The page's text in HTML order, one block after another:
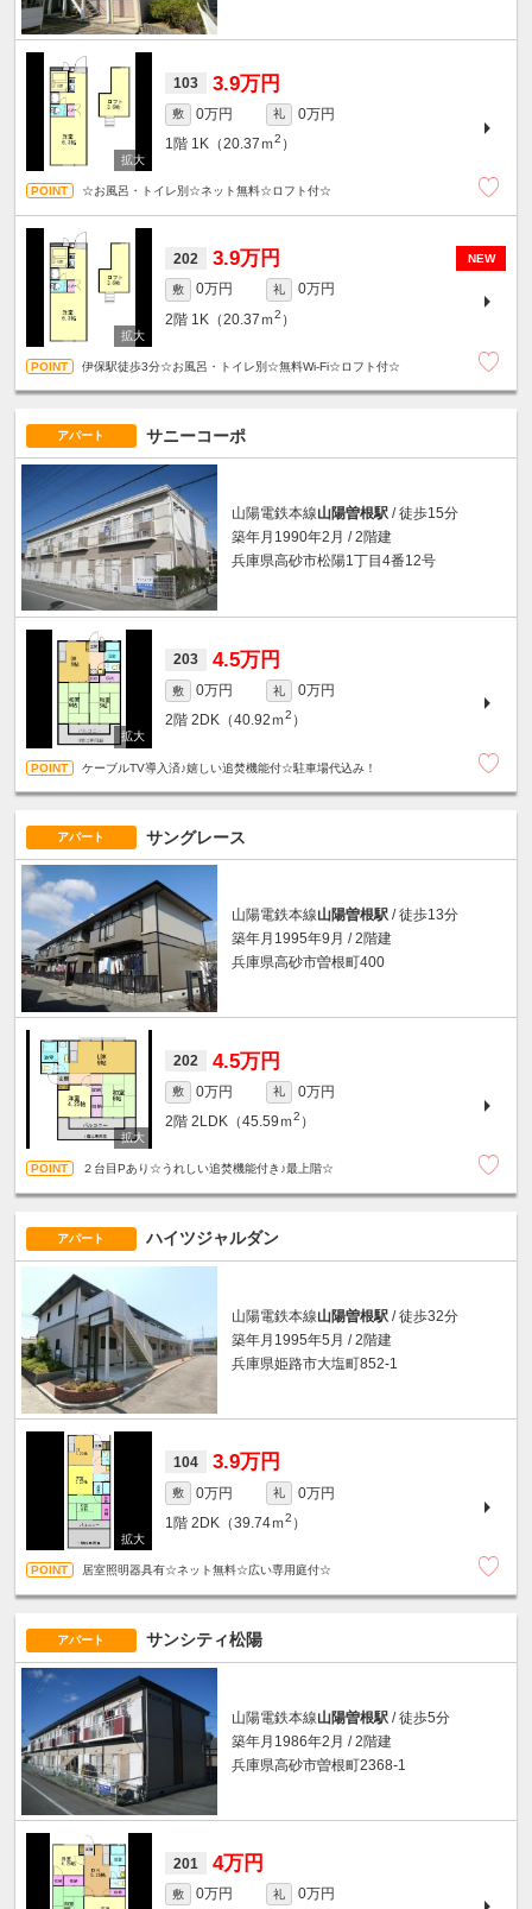
103 3.9万円
敷 0万円 礼
0万円
1階 1K（20.37ｍ2 ）
☆お風呂・トイレ別☆ネット無料☆ロフト付☆
NEW
202 3.9万円
敷 0万円 礼
0万円
2階 1K（20.37ｍ2 ）
伊保駅徒歩3分☆お風呂・トイレ別☆無料Wi-Fi☆ロフト付☆
アパート サニーコーポ
山陽電鉄本線山陽曽根駅 / 徒歩15分
築年月1990年2月 / 2階建
兵庫県高砂市松陽1丁目4番12号
203 4.5万円
敷 0万円 礼
0万円
2階 2DK（40.92ｍ2 ）
ケーブルTV導入済♪嬉しい追焚機能付☆駐車場代込み！
アパート サングレース
山陽電鉄本線山陽曽根駅 / 徒歩13分
築年月1995年9月 / 2階建
兵庫県高砂市曽根町400
202 4.5万円
敷 0万円 礼
0万円
2階 2LDK（45.59ｍ2 ）
２台目Pあり☆うれしい追焚機能付き♪最上階☆
アパート ハイツジャルダン
山陽電鉄本線山陽曽根駅 / 徒歩32分
築年月1995年5月 / 2階建
兵庫県姫路市大塩町852-1
104 3.9万円
敷 0万円 礼
0万円
1階 2DK（39.74ｍ2 ）
居室照明器具有☆ネット無料☆広い専用庭付☆
アパート サンシティ松陽
山陽電鉄本線山陽曽根駅 / 徒歩5分
築年月1986年2月 / 2階建
兵庫県高砂市曽根町2368-1
201 4万円
敷 0万円 礼 0万円